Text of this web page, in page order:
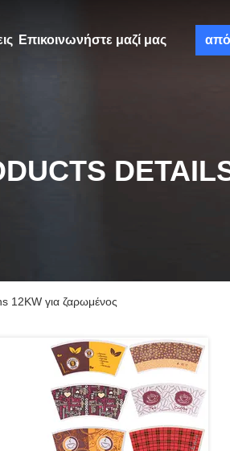
Επικοινωνήστε μαζί μας
12KW για ζαρωμένος